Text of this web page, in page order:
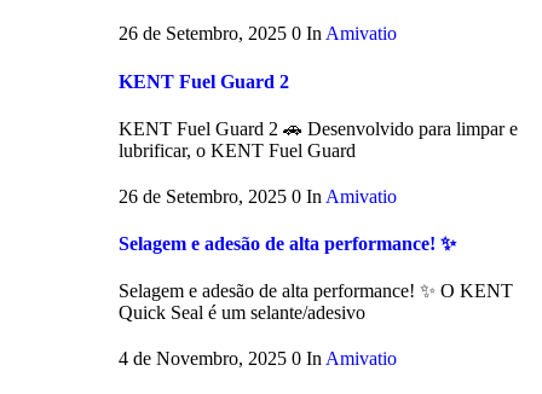
26 de Setembro, 2025 0 In Amivatio
KENT Fuel Guard 2
KENT Fuel Guard 2 🚗 Desenvolvido para limpar e
lubrificar, o KENT Fuel Guard
26 de Setembro, 2025 0 In Amivatio
Selagem e adesão de alta performance! ✨
Selagem e adesão de alta performance! ✨ O KENT
Quick Seal é um selante/adesivo
4 de Novembro, 2025 0 InAmivatio